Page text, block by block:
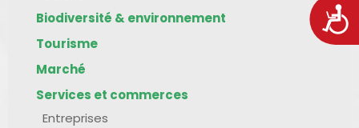
Biodiversité & environnement
Tourisme
Marché
Services et commerces
Entreprises